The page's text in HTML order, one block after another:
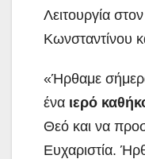
Λειτουργία
Κωνσταντίνου
«Ήρθαμε
ένα ιερό
Θεό και να
Ευχαριστία.